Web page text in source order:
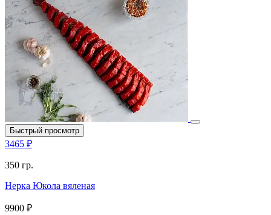
Быстрый просмотр
3465 ₽
350 гр.
Нерка Юкола вяленая
9900 ₽